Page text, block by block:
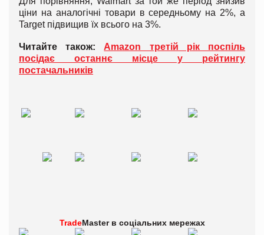
ціни на аналогічні товари в середньому на 2%, а
Target підвищив їх всього на 3%.
Читайте також: Amazon третій рік поспіль
посідає останнє місце у рейтингу
постачальників
TradeMaster в соціальних мережах